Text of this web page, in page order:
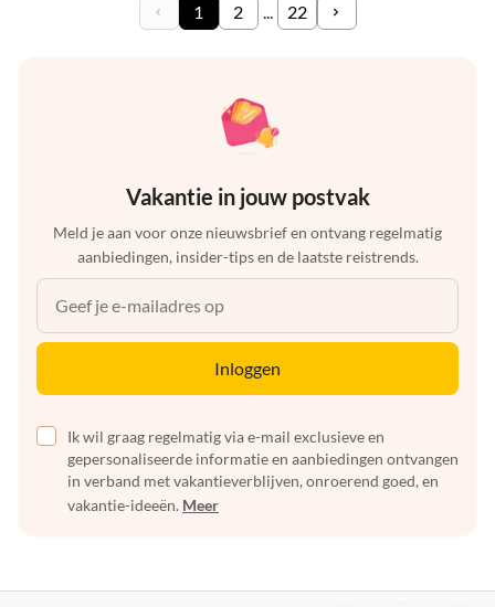
1 2 ... 22
Vakantie in jouw postvak
Meld je aan voor onze nieuwsbrief en ontvang regelmatig
aanbiedingen, insider-tips en de laatste reistrends.
Inloggen
Ik wil graag regelmatig via e-mail exclusieve en
gepersonaliseerde informatie en aanbiedingen ontvangen
in verband met vakantieverblijven, onroerend goed, en
vakantie-ideeën. Meer